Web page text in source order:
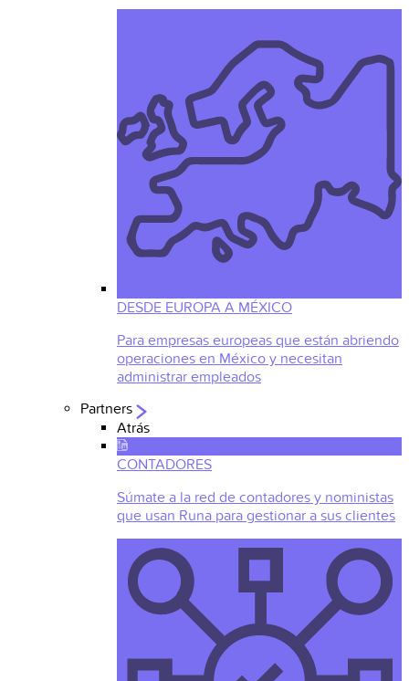
DESDE EUROPA A MÉXICO
Para empresas europeas que están abriendo
operaciones en México y necesitan
administrar empleados
Partners
Atrás
CONTADORES
Súmate a la red de contadores y noministas
que usan Runa para gestionar a sus clientes